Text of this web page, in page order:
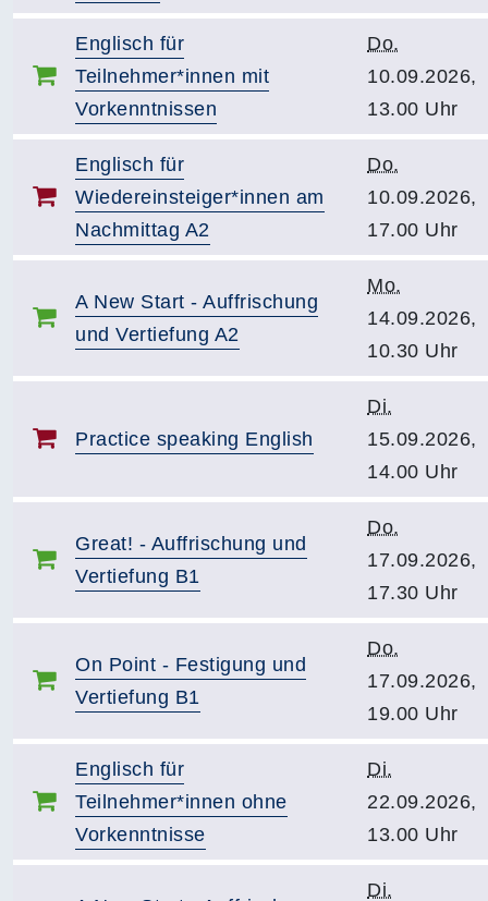
Englisch für
Teilnehmer*innen mit
Vorkenntnissen
Do.
10.09.2026,
13.00 Uhr
Englisch für
Wiedereinsteiger*innen am
Nachmittag A2
Do.
10.09.2026,
17.00 Uhr
A New Start - Auffrischung
und Vertiefung A2
Mo.
14.09.2026,
10.30 Uhr
Practice speaking English
Di.
15.09.2026,
14.00 Uhr
Great! - Auffrischung und
Vertiefung B1
Do.
17.09.2026,
17.30 Uhr
On Point - Festigung und
Vertiefung B1
Do.
17.09.2026,
19.00 Uhr
Englisch für
Teilnehmer*innen ohne
Vorkenntnisse
Di.
22.09.2026,
13.00 Uhr
Di.